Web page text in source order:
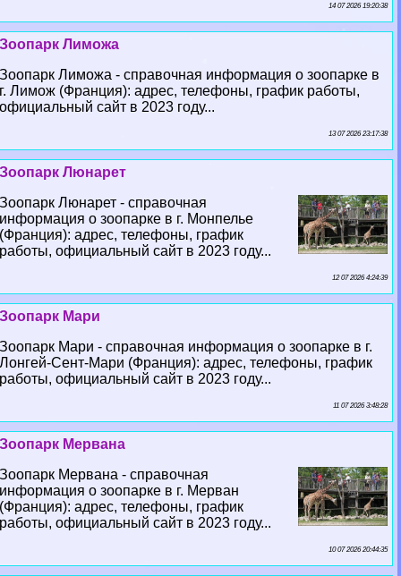
14 07 2026 19:20:38
Зоопарк Лиможа
Зоопарк Лиможа - справочная информация о зоопарке в
г. Лимож (Франция): адрес, телефоны, график работы,
официальный сайт в 2023 году...
13 07 2026 23:17:38
Зоопарк Люнарет
Зоопарк Люнарет - справочная
информация о зоопарке в г. Монпелье
(Франция): адрес, телефоны, график
работы, официальный сайт в 2023 году...
12 07 2026 4:24:39
Зоопарк Мари
Зоопарк Мари - справочная информация о зоопарке в г.
Лонгeй-Сент-Мари (Франция): адрес, телефоны, график
работы, официальный сайт в 2023 году...
11 07 2026 3:48:28
Зоопарк Мервана
Зоопарк Мервана - справочная
информация о зоопарке в г. Мерван
(Франция): адрес, телефоны, график
работы, официальный сайт в 2023 году...
10 07 2026 20:44:35